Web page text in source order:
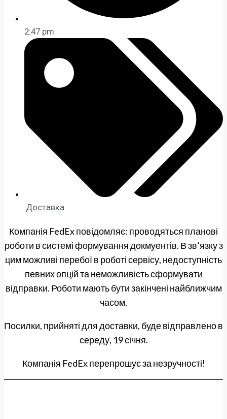
2:47 pm
Доставка
Компанія FedEx повідомляє: проводяться планові
роботи в системі формування докмуентів. В зв’язку з
цим можливі перебої в роботі сервісу, недоступність
певних опцій та неможливість сформувати
відправки. Роботи мають бути закінчені найближчим
часом.
Посилки, прийняті для доставки, буде відправлено в
середу, 19 січня.
Компанія FedEx перепрошує за незручності!